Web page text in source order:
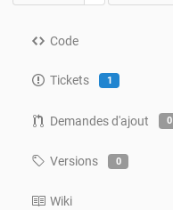
Code
Tickets 1
Demandes d'ajout 0
Versions 0
Wiki